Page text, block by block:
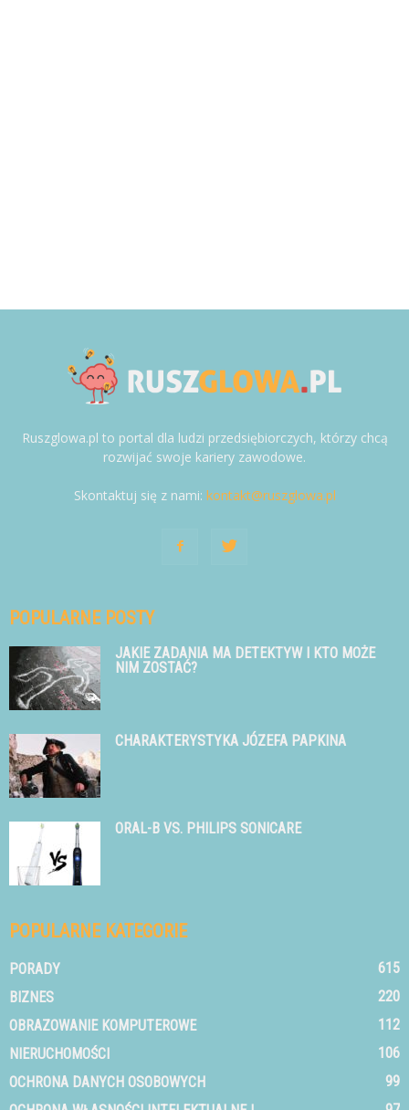
Ruszglowa.pl to portal dla ludzi przedsiębiorczych, którzy chcą
rozwijać swoje kariery zawodowe.
Skontaktuj się z nami: kontakt@ruszglowa.pl
POPULARNE POSTY
JAKIE ZADANIA MA DETEKTYW I KTO MOŻE
NIM ZOSTAĆ?
CHARAKTERYSTYKA JÓZEFA PAPKINA
ORAL-B VS. PHILIPS SONICARE
POPULARNE KATEGORIE
PORADY
615
BIZNES
220
OBRAZOWANIE KOMPUTEROWE
112
NIERUCHOMOŚCI
106
OCHRONA DANYCH OSOBOWYCH
99